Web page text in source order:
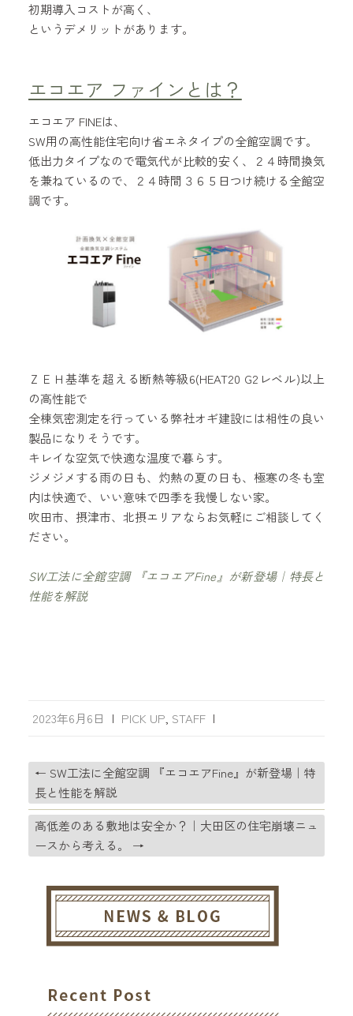
初期導入コストが高く、
というデメリットがあります。
エコエア ファインとは？
エコエア FINEは、
SW用の高性能住宅向け省エネタイプの全館空調です。
低出力タイプなので電気代が比較的安く、２４時間換気
を兼ねているので、２４時間３６５日つけ続ける全館空
調です。
ＺＥＨ基準を超える断熱等級6(HEAT20 G2レベル)以上
の高性能で
全棟気密測定を行っている弊社オギ建設には相性の良い
製品になりそうです。
キレイな空気で快適な温度で暮らす。
ジメジメする雨の日も、灼熱の夏の日も、極寒の冬も室
内は快適で、いい意味で四季を我慢しない家。
吹田市、摂津市、北摂エリアならお気軽にご相談してく
ださい。
SW工法に全館空調 『エコエアFine』が新登場｜特長と
性能を解説
2023年6月6日 | PICK UP STAFF |
← SW工法に全館空調 『エコエアFine』が新登場｜特
長と性能を解説
高低差のある敷地は安全か？｜大田区の住宅崩壊ニュ
ースから考える。 →